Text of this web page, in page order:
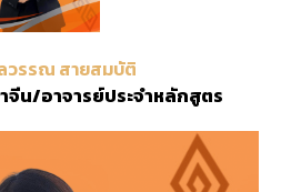
วรรณ สายสมบัติ
จีน/อาจารย์ประจำหลักสูตร